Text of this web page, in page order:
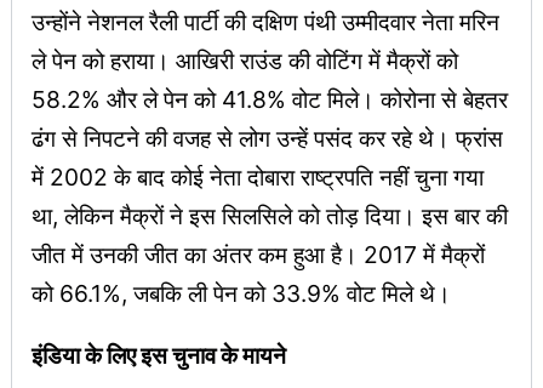
उन्होंने नेशनल रैली पार्टी की दक्षिण पंथी उम्मीदवार नेता मरिन
ले पेन को हराया। आखिरी राउंड की वोटिंग में मैक्रों को
58.2% और ले पेन को 41.8% वोट मिले। कोरोना से बेहतर
ढंग से निपटने की वजह से लोग उन्हें पसंद कर रहे थे। फ्रांस
में 2002 के बाद कोई नेता दोबारा राष्ट्रपति नहीं चुना गया
था, लेकिन मैक्रों ने इस सिलसिले को तोड़ दिया। इस बार की
जीत में उनकी जीत का अंतर कम हुआ है। 2017 में मैक्रों
को 66.1%, जबकि ली पेन को 33.9% वोट मिले थे।
इंडिया के लिए इस चुनाव के मायने